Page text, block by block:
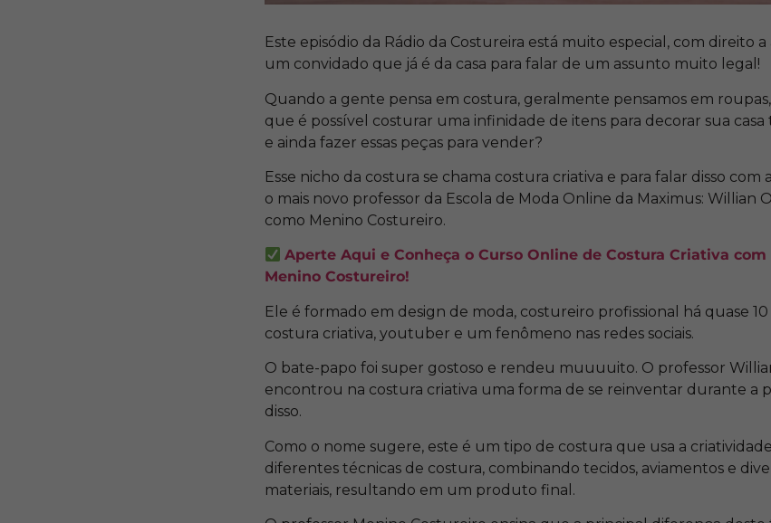
Este episódio da Rádio da Costureira está muito especial, com direito
um convidado que já é da casa para falar de um assunto muito legal!
Quando a gente pensa em costura, geralmente pensamos em roupas,
que é possível costurar uma infinidade de itens para decorar sua casa
e ainda fazer essas peças para vender?
Esse nicho da costura se chama costura criativa e para falar disso com
o mais novo professor da Escola de Moda Online da Maximus: Willian
como Menino Costureiro.
Aperte Aqui e Conheça o Curso Online de Costura Criativa
Menino Costureiro!
Ele é formado em design de moda, costureiro profissional há quase 10
costura criativa, youtuber e um fenômeno nas redes sociais.
O bate-papo foi super gostoso e rendeu muuuuito. O professor
encontrou na costura criativa uma forma de se reinventar durante a
disso.
Como o nome sugere, este é um tipo de costura que usa a
diferentes técnicas de costura, combinando tecidos, aviamentos e
materiais, resultando em um produto final.